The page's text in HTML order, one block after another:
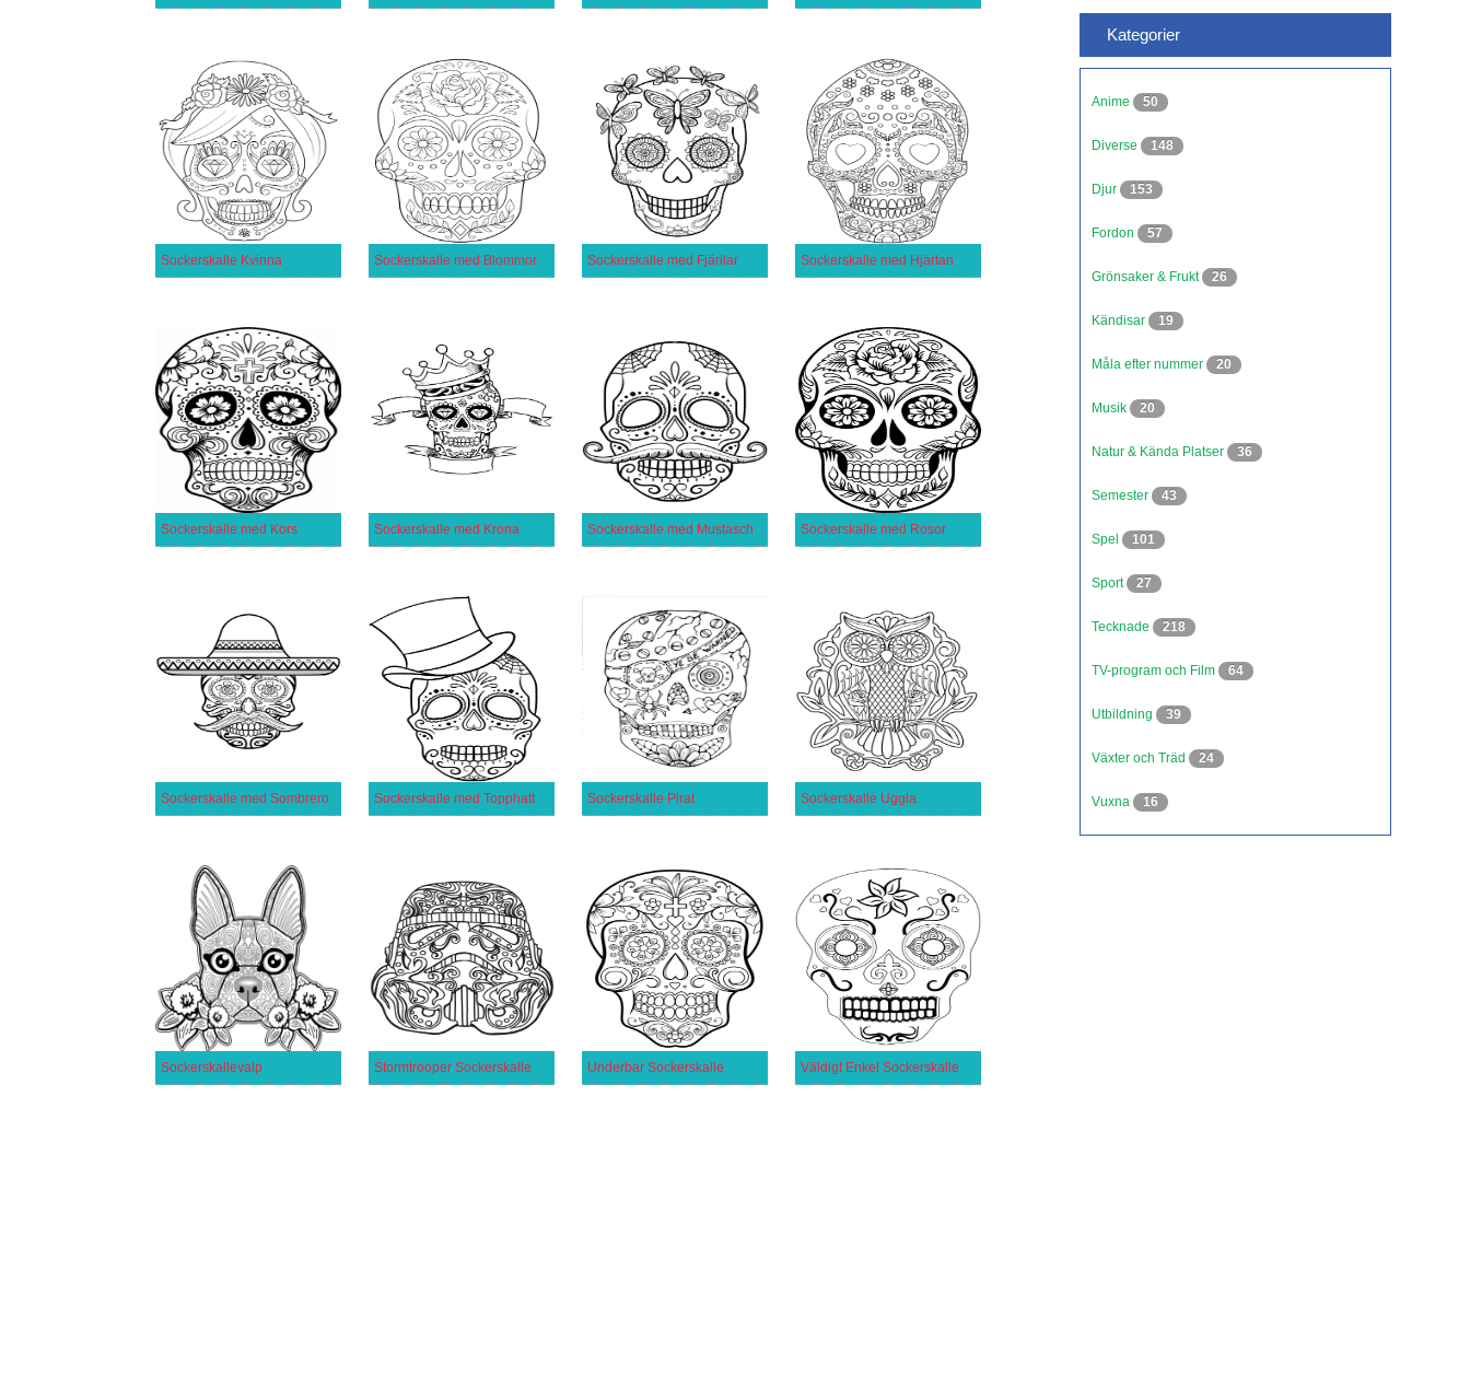
Sockerskalle Kvinna Sockerskalle med Blommor Sockerskalle med Fjärilar Sockerskalle med Hjärtan
Sockerskalle med Kors Sockerskalle med Krona Sockerskalle med Mustasch Sockerskalle med Rosor
Sockerskalle med Sombrero Sockerskalle med Topphatt Sockerskalle Pirat Sockerskalle Uggla
Sockerskallevalp Stormtrooper Sockerskalle Underbar Sockerskalle Väldigt Enkel Sockerskalle
Kategorier
Anime 50
Diverse 148
Djur 153
Fordon 57
Grönsaker & Frukt 26
Kändisar 19
Måla efter nummer 20
Musik 20
Natur & Kända Platser 36
Semester 43
Spel 101
Sport 27
Tecknade 218
TV-program och Film 64
Utbildning 39
Växter och Träd 24
Vuxna 16